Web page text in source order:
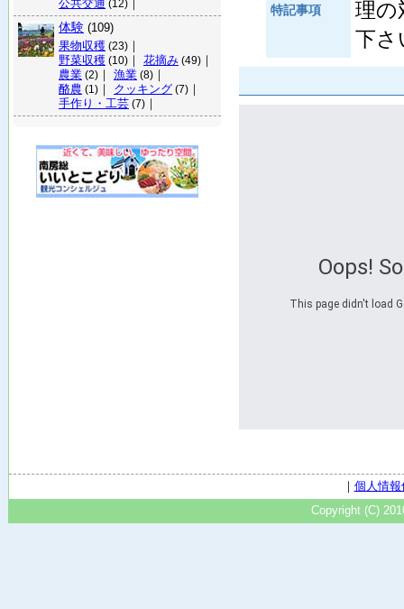
公共交通 (12) ｜
体験 (109)
果物収穫 (23) ｜
野菜収穫 (10) ｜ 花摘み (49) ｜
農業 (2) ｜ 漁業 (8) ｜
酪農 (1) ｜ クッキング (7) ｜
手作り・工芸 (7) ｜
特記事項
理の
下さ
Oops!
This page didn't load
｜ 個人情
Copyright (C)